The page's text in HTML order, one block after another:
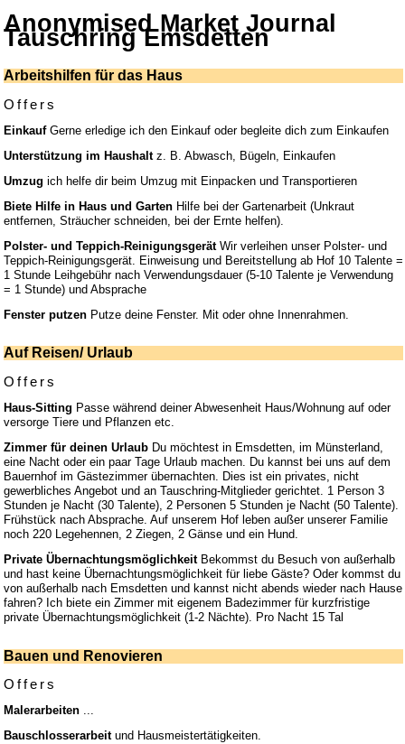
Anonymised Market Journal
Tauschring Emsdetten
Arbeitshilfen für das Haus
Offers
EinkaufGerne erledige ich den Einkauf oder begleite dich zum Einkaufen
Unterstützung im Haushaltz. B. Abwasch, Bügeln, Einkaufen
Umzug ich helfe dir beim Umzug mit Einpacken und Transportieren
Biete Hilfe in Haus und Garten Hilfe bei der Gartenarbeit (Unkraut
entfernen, Sträucher schneiden, bei der Ernte helfen).
Polster- und Teppich-ReinigungsgerätWir verleihen unser Polster- und
Teppich-Reinigungsgerät. Einweisung und Bereitstellung ab Hof 10 Talente =
1 Stunde Leihgebühr nach Verwendungsdauer (5-10 Talente je Verwendung
= 1 Stunde) und Absprache
Fenster putzen Putze deine Fenster. Mit oder ohne Innenrahmen.
Auf Reisen/ Urlaub
Offers
Haus-Sitting Passe während deiner Abwesenheit Haus/Wohnung auf oder
versorge Tiere und Pflanzen etc.
Zimmer für deinen Urlaub Du möchtest in Emsdetten, im Münsterland,
eine Nacht oder ein paar Tage Urlaub machen. Du kannst bei uns auf dem
Bauernhof im Gästezimmer übernachten. Dies ist ein privates, nicht
gewerbliches Angebot und an Tauschring-Mitglieder gerichtet. 1 Person 3
Stunden je Nacht (30 Talente), 2 Personen 5 Stunden je Nacht (50 Talente).
Frühstück nach Absprache. Auf unserem Hof leben außer unserer Familie
noch 220 Legehennen, 2 Ziegen, 2 Gänse und ein Hund.
Private ÜbernachtungsmöglichkeitBekommst du Besuch von außerhalb
und hast keine Übernachtungsmöglichkeit für liebe Gäste? Oder kommst du
von außerhalb nach Emsdetten und kannst nicht abends wieder nach Hause
fahren? Ich biete ein Zimmer mit eigenem Badezimmer für kurzfristige
private Übernachtungsmöglichkeit (1-2 Nächte). Pro Nacht 15 Tal
Bauen und Renovieren
Offers
Malerarbeiten ...
Bauschlosserarbeitund Hausmeistertätigkeiten.